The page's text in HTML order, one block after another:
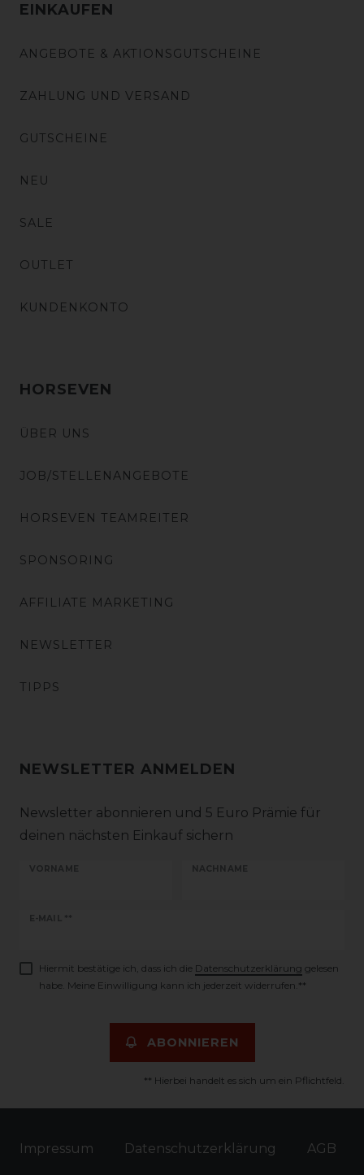
EINKAUFEN
ANGEBOTE & AKTIONSGUTSCHEINE
ZAHLUNG UND VERSAND
GUTSCHEINE
NEU
SALE
OUTLET
KUNDENKONTO
HORSEVEN
ÜBER UNS
JOB/STELLENANGEBOTE
HORSEVEN TEAMREITER
SPONSORING
AFFILIATE MARKETING
NEWSLETTER
TIPPS
NEWSLETTER ANMELDEN
Newsletter abonnieren und 5 Euro Prämie für
deinen nächsten Einkauf sichern
VORNAME NACHNAME
E-MAIL **
Newsletter
Hiermit bestätige ich, dass ich die Daten­schutz­erklärung gelesen
habe. Meine Einwilligung kann ich jederzeit widerrufen.**
ABONNIEREN
** Hierbei handelt es sich um ein Pflichtfeld.
Impressum Daten­schutz­erklärung AGB